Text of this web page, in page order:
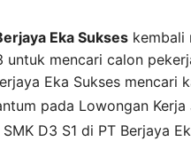
Eka Sukses kembali
untuk mencari calon
Eka Sukses mencari
pada Lowongan Kerja
SMK D3 S1 di PT Berjaya